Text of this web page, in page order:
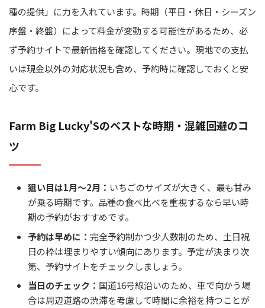
種の提供」に力を入れています。時期（平日・休日・シーズン
序盤・終盤）によって料金が変動する可能性があるため、必
ず予約サイトで最新価格を確認してください。現地での支払
いは現金以外の対応状況も含め、予約時に確認しておくと安
心です。
Farm Big Lucky'Sのベストな時期・混雑回避のコ
ツ
狙い目は1月～2月： いちごのサイズが大きく、最も甘み
が乗る時期です。品種の食べ比べを重視するなら早い時
期の予約がおすすめです。
予約は早めに： 完全予約制かつ少人数制のため、土日祝
日の枠は埋まりやすい傾向にあります。予定が決まり次
第、予約サイトをチェックしましょう。
当日のチェック： 国道16号線沿いのため、車で向かう場
合は周辺道路の渋滞を考慮して時間に余裕を持つことが